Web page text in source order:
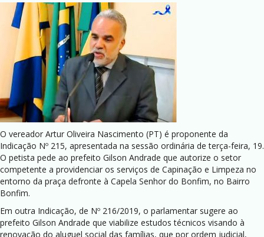
O vereador Artur Oliveira Nascimento (PT) é proponente da
Indicação Nº 215, apresentada na sessão ordinária de terça-feira, 19.
O petista pede ao prefeito Gilson Andrade que autorize o setor
competente a providenciar os serviços de Capinação e Limpeza no
entorno da praça defronte à Capela Senhor do Bonfim, no Bairro
Bonfim.
Em outra Indicação, de Nº 216/2019, o parlamentar sugere ao
prefeito Gilson Andrade que viabilize estudos técnicos visando à
renovação do aluguel social das famílias, que por ordem judicial,